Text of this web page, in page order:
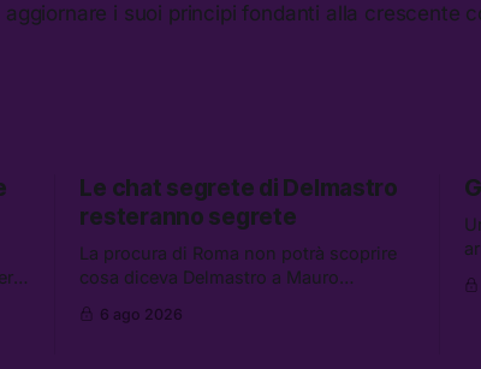
aggiornare i suoi principi fondanti alla crescente
Le chat segrete di Delmastro
resteranno segrete
La procura di Roma non potrà scoprire
cosa diceva Delmastro a Mauro
clan Senese. Tra le altre notizie: le IDF
6 ago 2026